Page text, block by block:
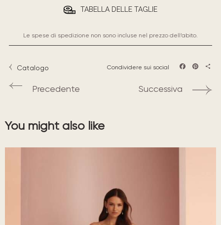
TABELLA DELLE TAGLIE
Le spese di spedizione non sono incluse nel prezzo dell’abito.
Catalogo Condividere sui social
Precedente Successiva
You might also like